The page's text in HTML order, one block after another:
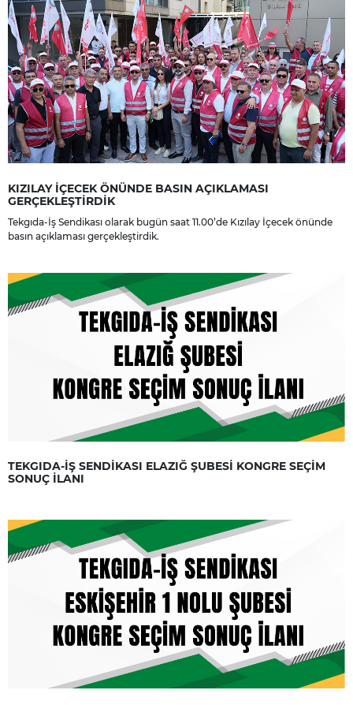
KIZILAY İÇECEK ÖNÜNDE BASIN AÇIKLAMASI
GERÇEKLEŞTİRDİK
Tekgıda-İş Sendikası olarak bugün saat 11.00’de Kızılay İçecek önünde
basın açıklaması gerçekleştirdik.
TEKGIDA-İŞ SENDİKASI ELAZIĞ ŞUBESİ KONGRE SEÇİM
SONUÇ İLANI